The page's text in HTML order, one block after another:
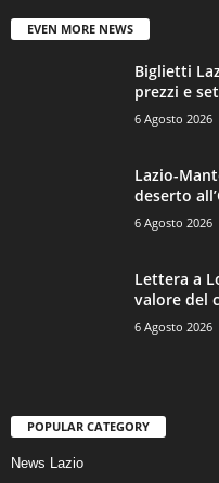
EVEN MORE NEWS
Biglietti
prezzi e
6 Agosto 2026
Lazio-
deserto
6 Agosto 2026
Lettera a
valore del
6 Agosto 2026
POPULAR CATEGORY
News Lazio